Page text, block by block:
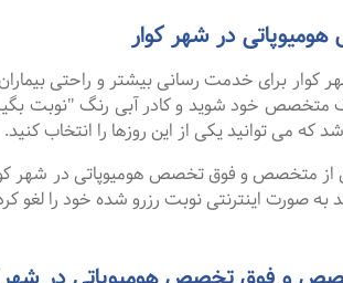
در شهر کوار
برای خدمت رسانی بیشتر و راحتی بیماران
متخصص خود شوید و کادر آبی رنگ "نوبت
می توانید یکی از این روزها را انتخاب کنید.
به صورت آنلاین از متخصص و فوق تخصص هومیوپاتی
صورت اینترنتی نوبت رزرو شده خود را لغو